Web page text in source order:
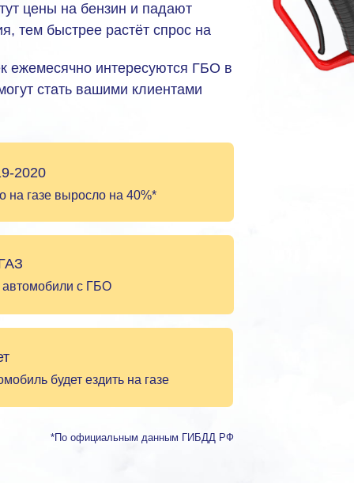
цены на бензин и падают
тем быстрее растёт спрос на
ежемесячно интересуются ГБО в
стать вашими клиентами
2020
на газе выросло на 40%*
с ГБО
будет ездить на газе
*По официальным данным ГИБДД РФ